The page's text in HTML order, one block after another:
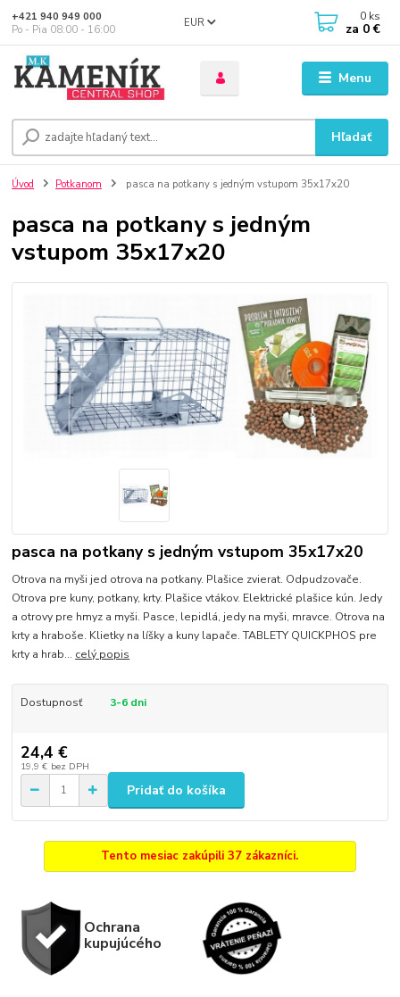
Menu
EUR
Hľadať
+421 940 949 000
Po - Pia 08:00 - 16:00
0 ks
za 0 €
Úvod Potkanom pasca na potkany s jedným vstupom 35x17x20
pasca na potkany s jedným
vstupom 35x17x20
pasca na potkany s jedným vstupom 35x17x20
Otrova na myši jed otrova na potkany. Plašice zvierat. Odpudzovače.
Otrova pre kuny, potkany, krty. Plašice vtákov. Elektrické plašice kún. Jedy
a otrovy pre hmyz a myši. Pasce, lepidlá, jedy na myši, mravce. Otrova na
krty a hraboše. Klietky na líšky a kuny lapače. TABLETY QUICKPHOS pre
krty a hrab... celý popis
Dostupnosť 3-6 dni
24,4 €
19,9 € bez DPH
Pridať do košíka
Tento mesiac zakúpili 37 zákazníci.
Ochrana
kupujúcého